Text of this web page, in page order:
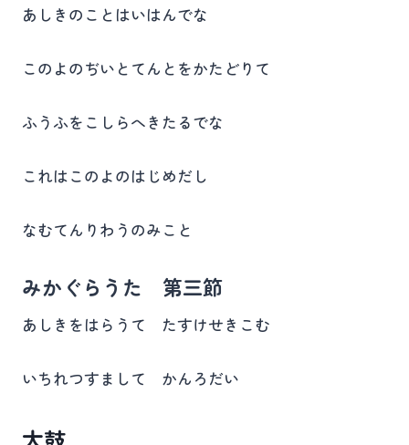
あしきのことはいはんでな
このよのぢいとてんとをかたどりて
ふうふをこしらへきたるでな
これはこのよのはじめだし
なむてんりわうのみこと
みかぐらうた 第三節
あしきをはらうて たすけせきこむ
いちれつすまして かんろだい